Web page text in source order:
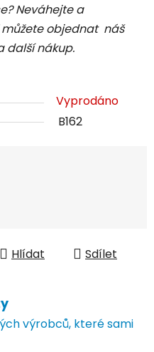
Neváhejte a
můžete objednat náš
další nákup.
Vyprodáno
B162
Hlídat Sdílet
výrobců, které sami